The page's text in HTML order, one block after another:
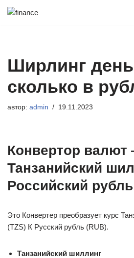
Ширлинг
сколько в
автор: admin 19.11.2023
Конвертор
Танзанийский
Российский рубль
Это Конвертер преобразует курс
(TZS) К Русский рубль (RUB).
Танзанийский шиллинг